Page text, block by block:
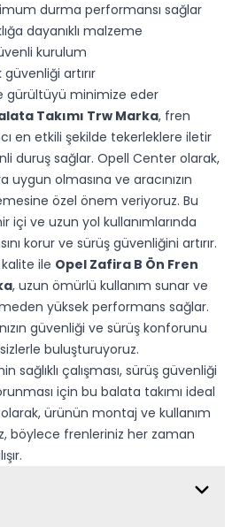
durma performansı sağlar
dayanıklı malzeme
kurulum
artırır
gürültüyü minimize eder
Takımı Trw Marka, fren
en etkili şekilde tekerleklere iletir
duruş sağlar. Opell Center olarak,
olmasına ve aracınızın
özel önem veriyoruz. Bu
içi ve uzun yol kullanımlarında
korur ve sürüş güvenliğini artırır.
kalite ile Opel Zafira B Ön Fren
, uzun ömürlü kullanım sunar ve
yüksek performans sağlar.
güvenliği ve sürüş konforunu
buluşturuyoruz.
sağlıklı çalışması, sürüş güvenliği
için bu balata takımı ideal
ürünün montaj ve kullanım
böylece frenleriniz her zaman